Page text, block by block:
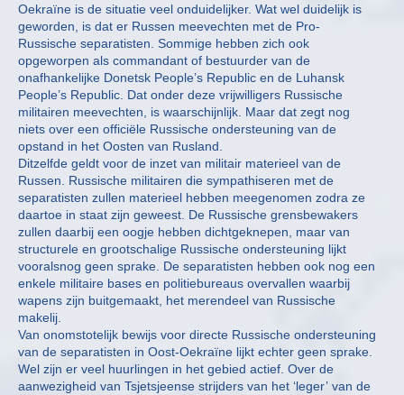
Oekraïne is de situatie veel onduidelijker. Wat wel duidelijk is
geworden, is dat er Russen meevechten met de Pro-
Russische separatisten. Sommige hebben zich ook
opgeworpen als commandant of bestuurder van de
onafhankelijke Donetsk People’s Republic en de Luhansk
People’s Republic. Dat onder deze vrijwilligers Russische
militairen meevechten, is waarschijnlijk. Maar dat zegt nog
niets over een officiële Russische ondersteuning van de
opstand in het Oosten van Rusland.
Ditzelfde geldt voor de inzet van militair materieel van de
Russen. Russische militairen die sympathiseren met de
separatisten zullen materieel hebben meegenomen zodra ze
daartoe in staat zijn geweest. De Russische grensbewakers
zullen daarbij een oogje hebben dichtgeknepen, maar van
structurele en grootschalige Russische ondersteuning lijkt
vooralsnog geen sprake. De separatisten hebben ook nog een
enkele militaire bases en politiebureaus overvallen waarbij
wapens zijn buitgemaakt, het merendeel van Russische
makelij.
Van onomstotelijk bewijs voor directe Russische ondersteuning
van de separatisten in Oost-Oekraïne lijkt echter geen sprake.
Wel zijn er veel huurlingen in het gebied actief. Over de
aanwezigheid van Tsjetsjeense strijders van het ‘leger’ van de